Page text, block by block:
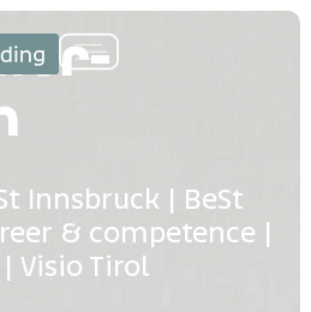
Innsbruck | BeSt
& competence |
Visio Tirol